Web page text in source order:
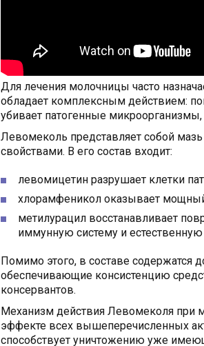
Для лечения молочницы часто
обладает комплексным действием:
убивает патогенные
Левомеколь представляет собой
свойствами. В его состав входит:
левомицетин разрушает клетки
хлорамфеникол оказывает
метилурацил восстанавливает
иммунную систему и
Помимо этого, в составе содержатся
обеспечивающие консистенцию
консервантов.
Механизм действия Левомеколя при
эффекте всех вышеперечисленных
способствует уничтожению уже